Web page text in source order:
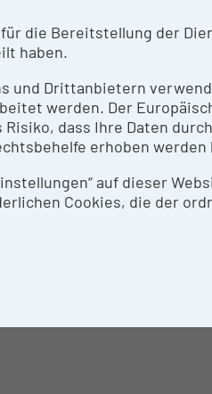
digitalisiert (Daten)
teilweise digitalisiert
digital erfasst
Basisdaten digital grob
wissenschafts/
vornehmlich aus dem
die Bereitstellung der
haben.
und Drittanbietern
werden. Der
dass Ihre Daten
erhoben werden
auf dieser
Cookies, die der